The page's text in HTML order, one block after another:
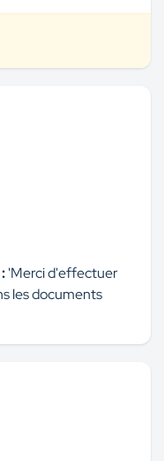
'Merci d'effectuer
les documents